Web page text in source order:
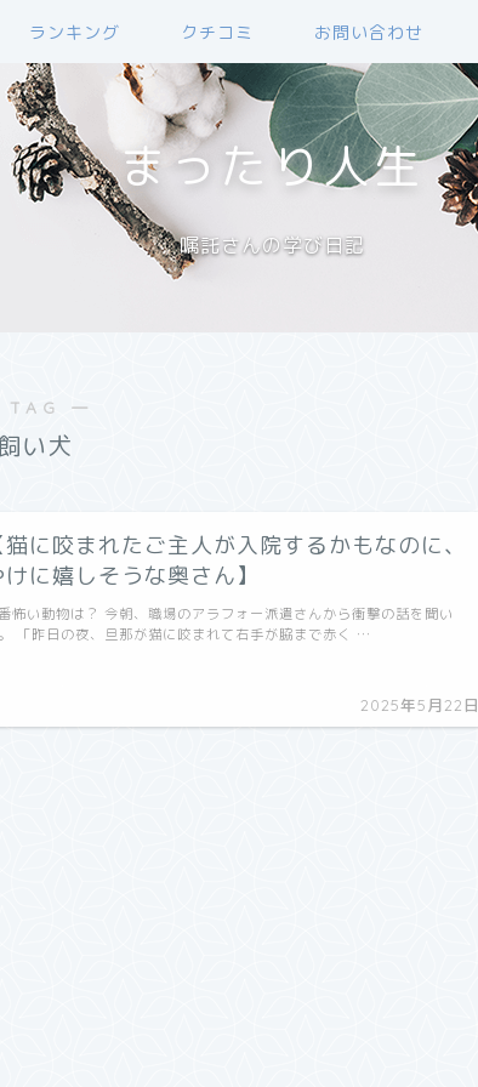
ランキング クチコミ お問い合わせ
まったり人生
嘱託さんの学び日記
―
い犬
に咬まれたご主人が入院するかもなのに、
に嬉しそうな奥さん】
2025年5月22日
怖い動物は？ 今朝、職場のアラフォー派遣さんから衝撃の話を聞い
「昨日の夜、旦那が猫に咬まれて右手が脇まで赤く …